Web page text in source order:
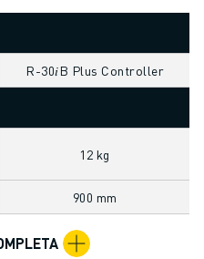
R-30𝑖B Plus Controller
12 kg
900 mm